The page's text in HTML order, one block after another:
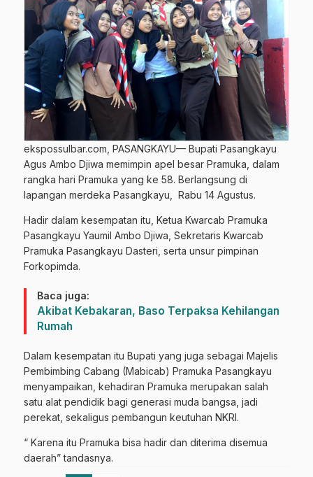
ekspossulbar.com, PASANGKAYU— Bupati Pasangkayu
Agus Ambo Djiwa memimpin apel besar Pramuka, dalam
rangka hari Pramuka yang ke 58. Berlangsung di
lapangan merdeka Pasangkayu, Rabu 14 Agustus.
Hadir dalam kesempatan itu, Ketua Kwarcab Pramuka
Pasangkayu Yaumil Ambo Djiwa, Sekretaris Kwarcab
Pramuka Pasangkayu Dasteri, serta unsur pimpinan
Forkopimda.
Baca juga:
Akibat Kebakaran, Baso Terpaksa Kehilangan
Rumah
Dalam kesempatan itu Bupati yang juga sebagai Majelis
Pembimbing Cabang (Mabicab) Pramuka Pasangkayu
menyampaikan, kehadiran Pramuka merupakan salah
satu alat pendidik bagi generasi muda bangsa, jadi
perekat, sekaligus pembangun keutuhan NKRI.
“ Karena itu Pramuka bisa hadir dan diterima disemua
daerah” tandasnya.